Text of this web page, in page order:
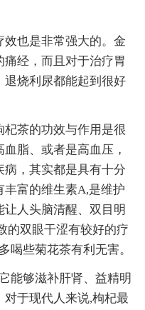
也是非常强大的。金
经，而且对于治疗胃
退烧利尿都能起到很好
杞茶的功效与作用是很
脂、或者是高血压，
病，其实都是具有十分
富的维生素A,是维护
人头脑清醒、双目明
的双眼干涩有较好的疗
喝些菊花茶有利无害。
能够滋补肝肾、益精明
对于现代人来说,枸杞最